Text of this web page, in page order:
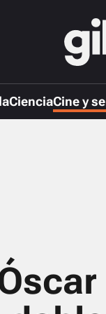
CienciaCine y